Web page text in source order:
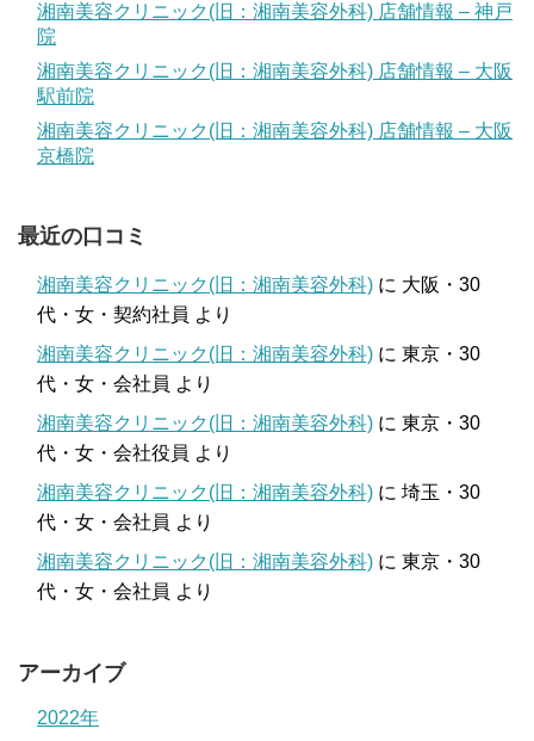
湘南美容クリニック(旧：湘南美容外科) 店舗情報 – 神戸
院
湘南美容クリニック(旧：湘南美容外科) 店舗情報 – 大阪
駅前院
湘南美容クリニック(旧：湘南美容外科) 店舗情報 – 大阪
京橋院
最近の口コミ
湘南美容クリニック(旧：湘南美容外科) に 大阪・30
代・女・契約社員 より
湘南美容クリニック(旧：湘南美容外科) に 東京・30
代・女・会社員 より
湘南美容クリニック(旧：湘南美容外科) に 東京・30
代・女・会社役員 より
湘南美容クリニック(旧：湘南美容外科) に 埼玉・30
代・女・会社員 より
湘南美容クリニック(旧：湘南美容外科) に 東京・30
代・女・会社員 より
アーカイブ
2022年